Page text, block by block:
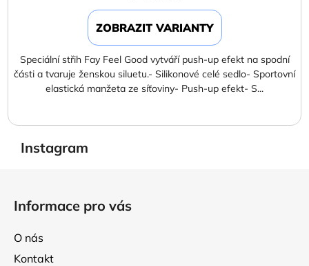
ZOBRAZIT VARIANTY
Speciální střih Fay Feel Good vytváří push-up efekt na spodní
části a tvaruje ženskou siluetu.- Silikonové celé sedlo- Sportovní
elastická manžeta ze síťoviny- Push-up efekt- S...
Instagram
Informace pro vás
O nás
Kontakt